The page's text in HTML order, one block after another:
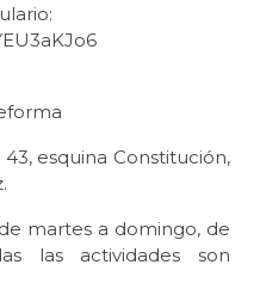
esquina Constitución,
martes a domingo, de
las actividades son